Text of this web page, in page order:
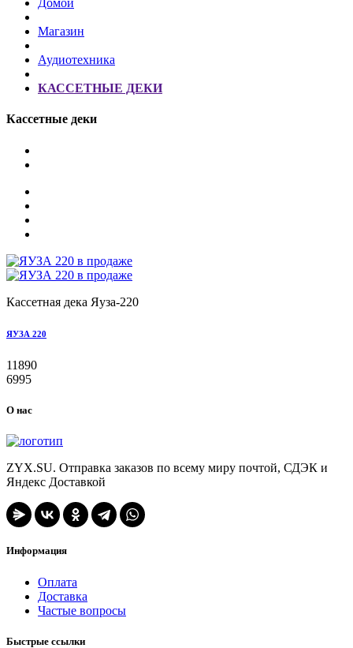
Магазин
Аудиотехника
КАССЕТНЫЕ ДЕКИ
Кассетные деки
Кассетная дека Яуза-220
ЯУЗА 220
11890
6995
О нас
ZYX.SU. Отправка заказов по всему миру почтой, СДЭК и
Яндекс Доставкой
Информация
Оплата
Доставка
Частые вопросы
Быстрые ссылки